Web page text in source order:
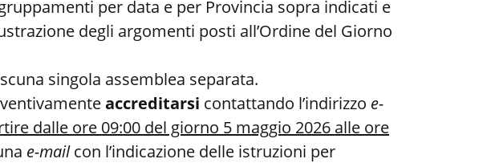
per data e per Provincia sopra indicati e
degli argomenti posti all’Ordine del Giorno
singola assemblea separata.
accreditarsi contattando l’indirizzo e-
dalle ore 09:00 del giorno 5 maggio 2026 alle ore
e-mailcon l’indicazione delle istruzioni per